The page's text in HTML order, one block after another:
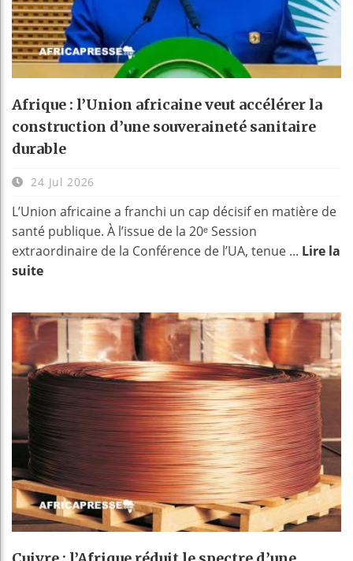
Afrique : l’Union africaine veut accélérer la
construction d’une souveraineté sanitaire
durable
24 Jul 2026
L’Union africaine a franchi un cap décisif en matière de
santé publique. À l’issue de la 20ᵉ Session
extraordinaire de la Conférence de l’UA, tenue ... Lire la
suite